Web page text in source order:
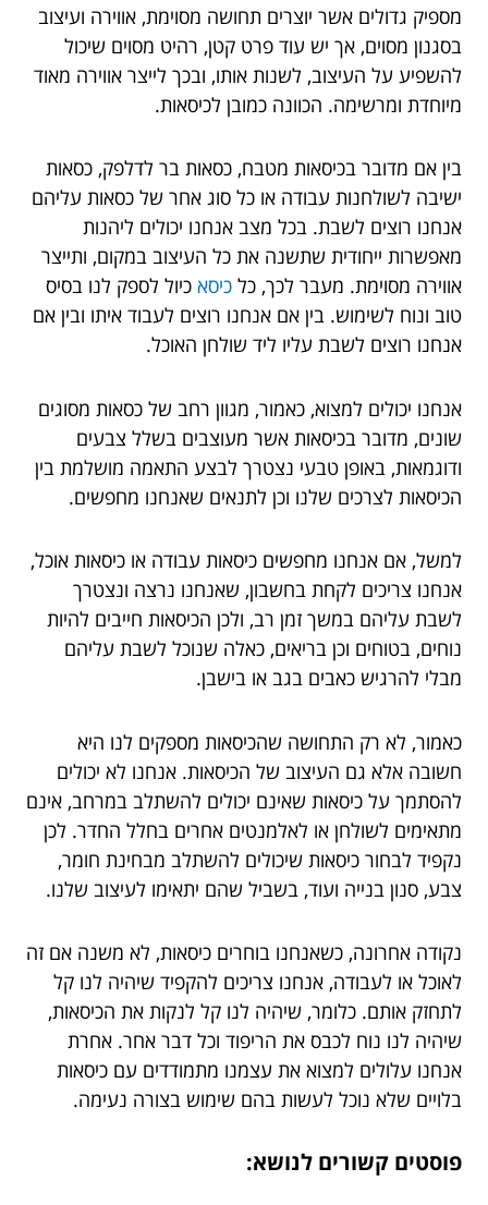
מספיק גדולים אשר יוצרים תחושה מסוימת, אווירה ועיצוב
בסגנון מסוים, אך יש עוד פרט קטן, רהיט מסוים שיכול
להשפיע על העיצוב, לשנות אותו, ובכך לייצר אווירה מאוד
מיוחדת ומרשימה. הכוונה כמובן לכיסאות.
בין אם מדובר בכיסאות מטבח, כסאות בר לדלפק, כסאות
ישיבה לשולחנות עבודה או כל סוג אחר של כסאות עליהם
אנחנו רוצים לשבת. בכל מצב אנחנו יכולים ליהנות
מאפשרות ייחודית שתשנה את כל העיצוב במקום, ותייצר
אווירה מסוימת. מעבר לכך, כל כיסא כיול לספק לנו בסיס
טוב ונוח לשימוש. בין אם אנחנו רוצים לעבוד איתו ובין אם
אנחנו רוצים לשבת עליו ליד שולחן האוכל.
אנחנו יכולים למצוא, כאמור, מגוון רחב של כסאות מסוגים
שונים, מדובר בכיסאות אשר מעוצבים בשלל צבעים
ודוגמאות, באופן טבעי נצטרך לבצע התאמה מושלמת בין
הכיסאות לצרכים שלנו וכן לתנאים שאנחנו מחפשים.
למשל, אם אנחנו מחפשים כיסאות עבודה או כיסאות אוכל,
אנחנו צריכים לקחת בחשבון, שאנחנו נרצה ונצטרך
לשבת עליהם במשך זמן רב, ולכן הכיסאות חייבים להיות
נוחים, בטוחים וכן בריאים, כאלה שנוכל לשבת עליהם
מבלי להרגיש כאבים בגב או בישבן.
כאמור, לא רק התחושה שהכיסאות מספקים לנו היא
חשובה אלא גם העיצוב של הכיסאות. אנחנו לא יכולים
להסתמך על כיסאות שאינם יכולים להשתלב במרחב, אינם
מתאימים לשולחן או לאלמנטים אחרים בחלל החדר. לכן
נקפיד לבחור כיסאות שיכולים להשתלב מבחינת חומר,
צבע, סנון בנייה ועוד, בשביל שהם יתאימו לעיצוב שלנו.
נקודה אחרונה, כשאנחנו בוחרים כיסאות, לא משנה אם זה
לאוכל או לעבודה, אנחנו צריכים להקפיד שיהיה לנו קל
לתחזק אותם. כלומר, שיהיה לנו קל לנקות את הכיסאות,
שיהיה לנו נוח לכבס את הריפוד וכל דבר אחר. אחרת
אנחנו עלולים למצוא את עצמנו מתמודדים עם כיסאות
בלויים שלא נוכל לעשות בהם שימוש בצורה נעימה.
פוסטים קשורים לנושא: